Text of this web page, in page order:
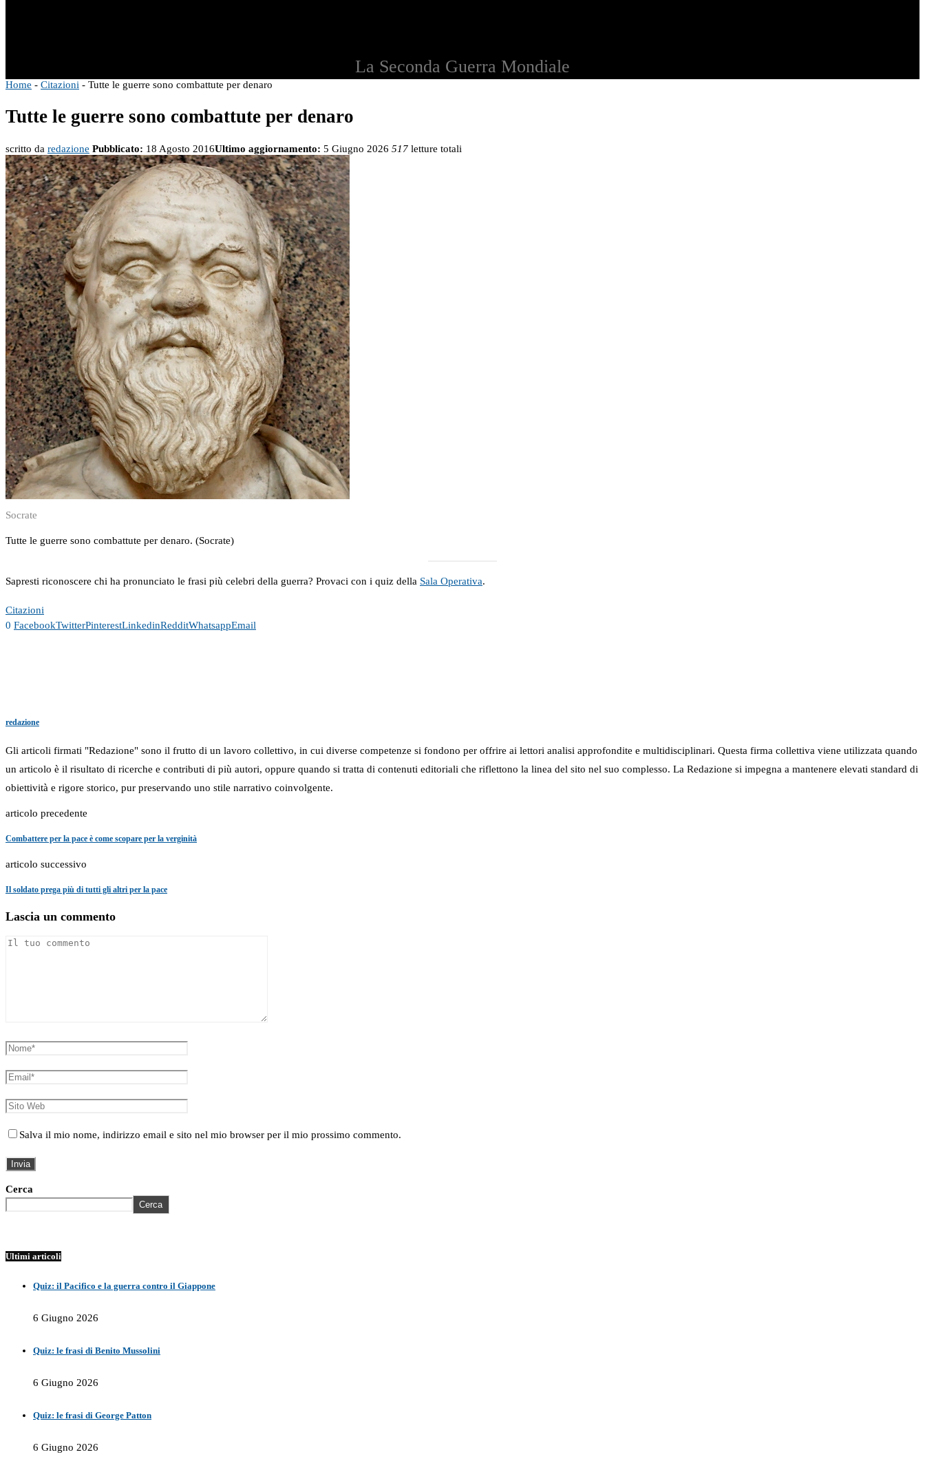
La Seconda Guerra Mondiale
Home - Citazioni - Tutte le guerre sono combattute per denaro
Tutte le guerre sono combattute per denaro
scritto da redazione Pubblicato: 18 Agosto 2016Ultimo aggiornamento: 5 Giugno 2026 517 letture totali
Socrate
Tutte le guerre sono combattute per denaro. (Socrate)
Sapresti riconoscere chi ha pronunciato le frasi più celebri della guerra? Provaci con i quiz della Sala Operativa.
Citazioni
0 FacebookTwitterPinterestLinkedinRedditWhatsappEmail
redazione
Gli articoli firmati "Redazione" sono il frutto di un lavoro collettivo, in cui diverse competenze si fondono per offrire ai lettori analisi approfondite e multidisciplinari. Questa firma collettiva viene utilizzata quando
un articolo è il risultato di ricerche e contributi di più autori, oppure quando si tratta di contenuti editoriali che riflettono la linea del sito nel suo complesso. La Redazione si impegna a mantenere elevati standard di
obiettività e rigore storico, pur preservando uno stile narrativo coinvolgente.
articolo precedente
Combattere per la pace è come scopare per la verginità
articolo successivo
Il soldato prega più di tutti gli altri per la pace
Lascia un commento
Salva il mio nome, indirizzo email e sito nel mio browser per il mio prossimo commento.
Cerca
Cerca
Ultimi articoli
Quiz: il Pacifico e la guerra contro il Giappone
6 Giugno 2026
Quiz: le frasi di Benito Mussolini
6 Giugno 2026
Quiz: le frasi di George Patton
6 Giugno 2026